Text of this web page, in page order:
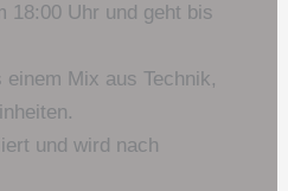
18:00 Uhr und geht bis
Mix aus Technik,
und wird nach